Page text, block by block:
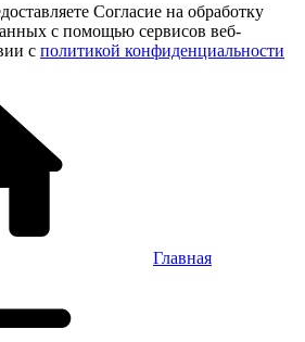
Согласие на обработку
с помощью сервисов веб-
с политикой конфиденциальности
Главная